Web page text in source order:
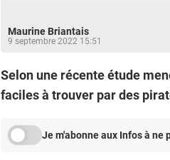
Maurine Briantais
9 septembre 2022 15:51
Selon une récente étude
faciles à trouver par des
Je m'abonne aux Infos à ne